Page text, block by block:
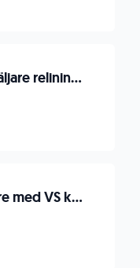
Specialistsäljare relining södra Sverige
Butikssäljare med VS kompetens - Uddevalla